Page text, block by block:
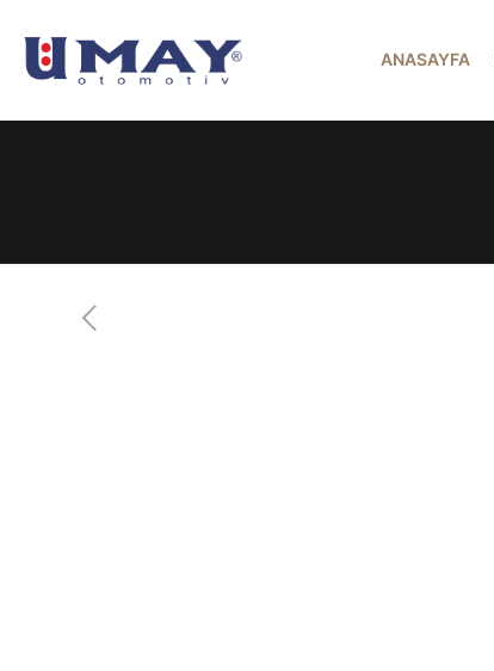
ANASAYFA